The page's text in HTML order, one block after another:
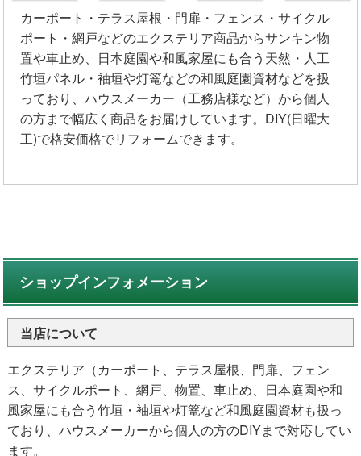
カーポート・テラス屋根・門扉・フェンス・サイクル
ポート・網戸などのエクステリア商品からサンキン物
置や車止め、日本庭園や和風家屋にも合う天然・人工
竹垣パネル・袖垣や灯篭などの和風庭園資材などを扱
っており、ハウスメーカー（工務店様など）から個人
の方まで幅広く商品をお届けしています。DIY(日曜大
工)で格安価格でリフォームできます。
ショップインフォメーション
当店について
エクステリア（カーポート、テラス屋根、門扉、フェン
ス、サイクルポート、網戸、物置、車止め、日本庭園や和
風家屋にも合う竹垣・袖垣や灯篭など和風庭園資材も扱っ
ており、ハウスメーカーから個人の方のDIYまで対応してい
ます。